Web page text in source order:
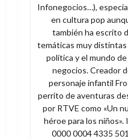
Infonegocios…),
en cultura pop
también ha escrito
temáticas muy distintas
política y el mundo de
negocios. Creador
personaje infantil
perrito de aventuras
por RTVE como «Un
héroe para los niños».
0000 0004 4335